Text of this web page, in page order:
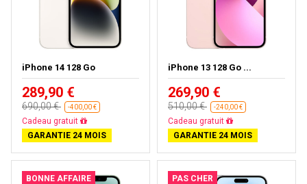
iPhone 14 128 Go
289,90 €
690,00 € -400,00 €
Cadeau gratuit
GARANTIE 24 MOIS
iPhone 13 128 Go ...
269,90 €
510,00 € -240,00 €
Cadeau gratuit
GARANTIE 24 MOIS
BONNE AFFAIRE PAS CHER